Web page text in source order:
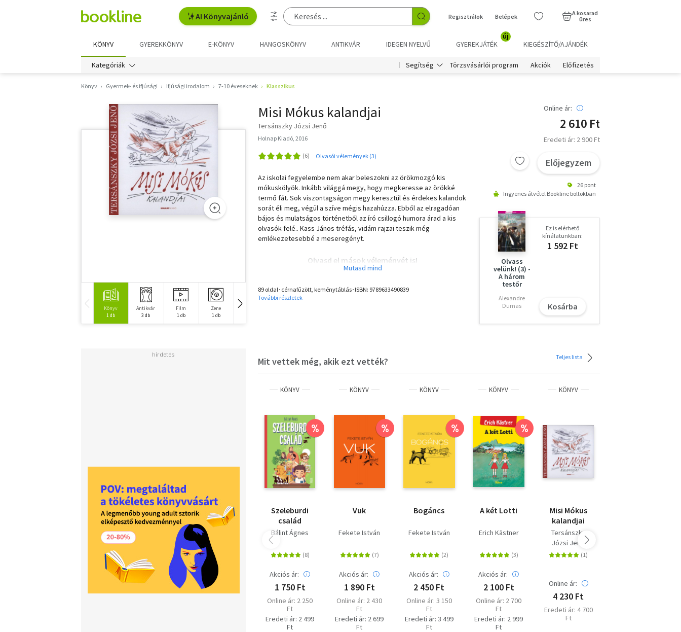
AI Könyvajánló Regisztrálok Belépek
A kosarad
üres
KÖNYV GYEREKKÖNYV E-KÖNYV HANGOSKÖNYV ANTIKVÁR IDEGEN NYELVŰ GYEREKJÁTÉK
új
KIEGÉSZÍTŐ/AJÁNDÉK
Kategóriák Segítség Törzsvásárlói program Akciók Előfizetés
Könyv Gyermek- és ifjúsági Ifjúsági irodalom 7-10 éveseknek Klasszikus
Könyv
1 db
Antikvár
3 db
Film
1 db
Zene
1 db
Misi Mókus kalandjai
Tersánszky Józsi Jenő
Holnap Kiadó, 2016
Olvasói vélemények (3)
Az iskolai fegyelembe nem akar beleszokni az örökmozgó kis
mókuskölyök. Inkább világgá megy, hogy megkeresse az örökké
termő fát. Sok viszontagságon megy keresztül és érdekes kalandok
sorát éli meg, végül a szíve mégis hazahúzza. Ebből az elragadóan
bájos és mulatságos történetből az író csillogó humora árad a kis
olvasók felé.. Kass János tréfás, vidám rajzai teszik még
emlékezetesebbé a meseregényt.
Olvasd el mások véleményét is!
89 oldal･cérnafűzött, keménytáblás･ISBN: 9789633490839
További részletek
Online ár:
2 610 Ft
Eredeti ár: 2 900 Ft
Előjegyzem
26 pont
Ingyenes átvétel Bookline boltokban
Olvass
velünk! (3) -
A három
testőr
Alexandre
Dumas
Ez is elérhető
kínálatunkban:
1 592 Ft
Kosárba
Mit vettek még, akik ezt vették? Teljes lista
KÖNYV
%
Szeleburdi
család
Bálint Ágnes
Akciós ár:
1 750 Ft
Online ár: 2 250
Ft
Eredeti ár: 2 499
Ft
KÖNYV
%
Vuk
Fekete István
Akciós ár:
1 890 Ft
Online ár: 2 430
Ft
Eredeti ár: 2 699
Ft
KÖNYV
%
Bogáncs
Fekete István
Akciós ár:
2 450 Ft
Online ár: 3 150
Ft
Eredeti ár: 3 499
Ft
KÖNYV
%
A két Lotti
Erich Kästner
Akciós ár:
2 100 Ft
Online ár: 2 700
Ft
Eredeti ár: 2 999
Ft
KÖNYV
Misi Mókus
kalandjai
Tersánszky
Józsi Jenő
Online ár:
4 230 Ft
Eredeti ár: 4 700
Ft